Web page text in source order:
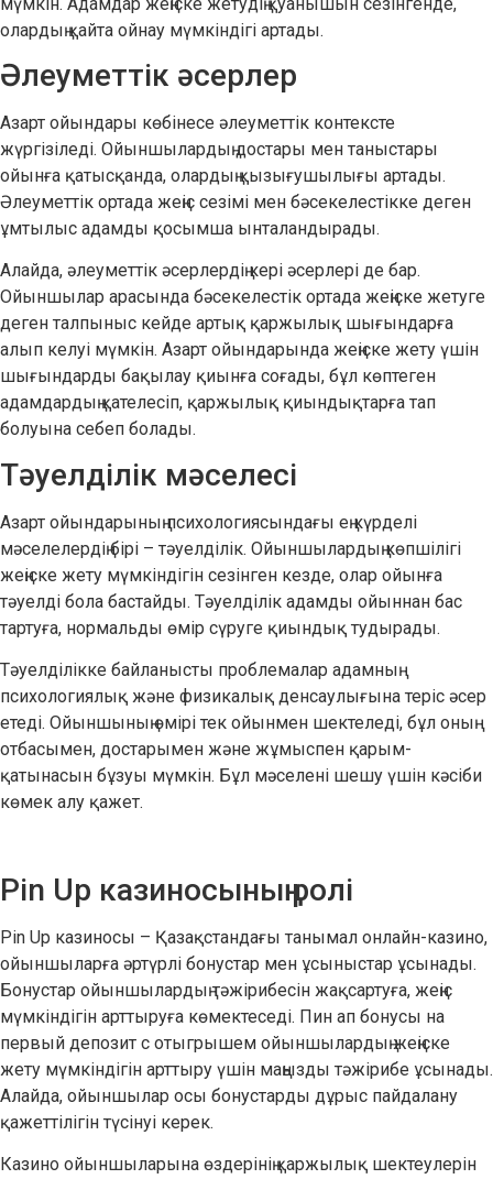
олардың қайта ойнау мүмкіндігі артады.
Әлеуметтік әсерлер
Азарт ойындары көбінесе әлеуметтік контексте
жүргізіледі. Ойыншылардың достары мен таныстары
ойынға қатысқанда, олардың қызығушылығы артады.
Әлеуметтік ортада жеңіс сезімі мен бәсекелестікке деген
ұмтылыс адамды қосымша ынталандырады.
Алайда, әлеуметтік әсерлердің кері әсерлері де бар.
Ойыншылар арасында бәсекелестік ортада жеңіске жетуге
деген талпыныс кейде артық қаржылық шығындарға
алып келуі мүмкін. Азарт ойындарында жеңіске жету үшін
шығындарды бақылау қиынға соғады, бұл көптеген
адамдардың қателесіп, қаржылық қиындықтарға тап
болуына себеп болады.
Тәуелділік мәселесі
Азарт ойындарының психологиясындағы ең күрделі
мәселелердің бірі – тәуелділік. Ойыншылардың көпшілігі
жеңіске жету мүмкіндігін сезінген кезде, олар ойынға
тәуелді бола бастайды. Тәуелділік адамды ойыннан бас
тартуға, нормальды өмір сүруге қиындық тудырады.
Тәуелділікке байланысты проблемалар адамның
психологиялық және физикалық денсаулығына теріс әсер
етеді. Ойыншының өмірі тек ойынмен шектеледі, бұл оның
отбасымен, достарымен және жұмыспен қарым-
қатынасын бұзуы мүмкін. Бұл мәселені шешу үшін кәсіби
көмек алу қажет.
Pin Up казиносының ролі
Pin Up казиносы – Қазақстандағы танымал онлайн-казино,
ойыншыларға әртүрлі бонустар мен ұсыныстар ұсынады.
Бонустар ойыншылардың тәжірибесін жақсартуға, жеңіс
мүмкіндігін арттыруға көмектеседі. Пин ап бонусы на
первый депозит с отыгрышем ойыншылардың жеңіске
жету мүмкіндігін арттыру үшін маңызды тәжірибе ұсынады.
Алайда, ойыншылар осы бонустарды дұрыс пайдалану
қажеттілігін түсінуі керек.
Казино ойыншыларына өздерінің қаржылық шектеулерін